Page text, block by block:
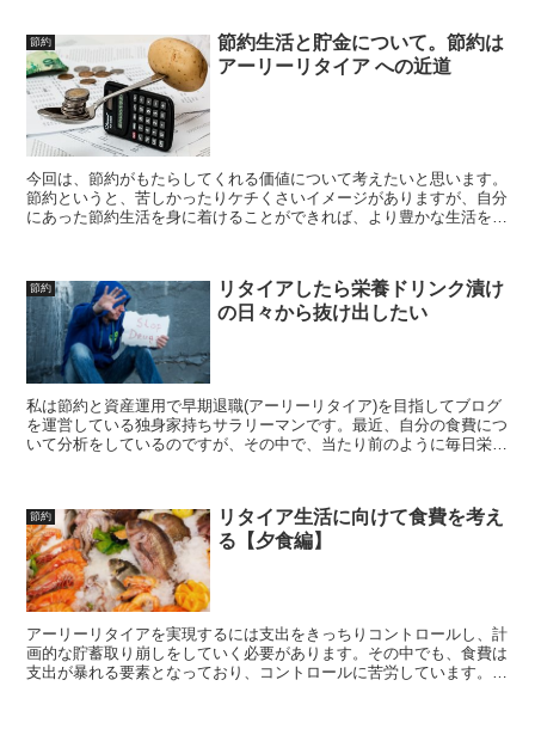
節約
節約生活と貯金について。節約は
アーリーリタイア への近道
今回は、節約がもたらしてくれる価値について考えたいと思います。
節約というと、苦しかったりケチくさいイメージがありますが、自分
にあった節約生活を身に着けることができれば、より豊かな生活を送
節約
リタイアしたら栄養ドリンク漬け
の日々から抜け出したい
私は節約と資産運用で早期退職(アーリーリタイア)を目指してブログ
を運営している独身家持ちサラリーマンです。最近、自分の食費につ
いて分析をしているのですが、その中で、当たり前のように毎日栄養
節約
リタイア生活に向けて食費を考え
る【夕食編】
アーリーリタイアを実現するには支出をきっちりコントロールし、計
画的な貯蓄取り崩しをしていく必要があります。その中でも、食費は
支出が暴れる要素となっており、コントロールに苦労しています。現